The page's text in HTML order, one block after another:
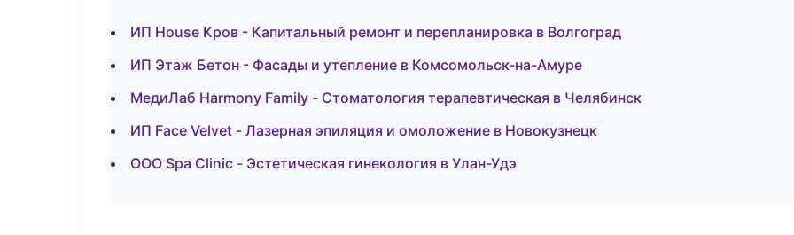
ИП House Кров - Капитальный ремонт и перепланировка в Волгоград
ИП Этаж Бетон - Фасады и утепление в Комсомольск-на-Амуре
МедиЛаб Harmony Family - Стоматология терапевтическая в Челябинск
ИП Face Velvet - Лазерная эпиляция и омоложение в Новокузнецк
ООО Spa Clinic - Эстетическая гинекология в Улан-Удэ